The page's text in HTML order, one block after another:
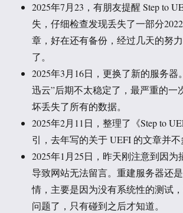
2025年7月23，有朋友提醒 Step to
失，仔细检查发现丢失了一部分
章，好在还有备份，经过几天的努
了。
2025年3月16日，更换了新的服务器
迅云”后期不太稳定了，最严重的一
坏丢失了所有的数据。
2025年2月11日，整理了《Step to
引，去年写的关于 UEFI 的文章并不
2025年1月25日，昨天刚注意到因为
导致网站无法留言。重建服务器还
情，主要是因为没有系统性的测试
问题了，只有碰到之后才知道。